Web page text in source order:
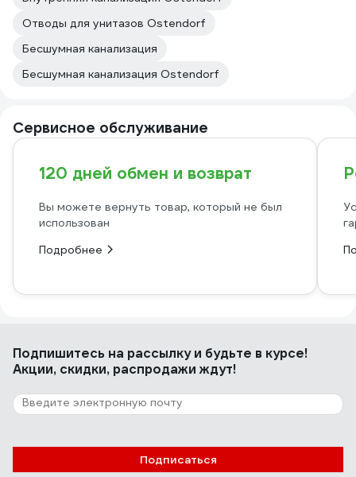
Отводы для унитазов Ostendorf
Бесшумная канализация
Бесшумная канализация Ostendorf
Сервисное обслуживание
120 дней обмен и возврат
Вы можете вернуть товар, который не был
использован
Подробнее
Подпишитесь на рассылкуи будьте в курсе!
Акции, скидки, распродажи ждут!
Подписаться